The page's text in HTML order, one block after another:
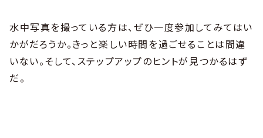
水中写真を撮っている方は、ぜひ一度参加してみてはい
かがだろうか。きっと楽しい時間を過ごせることは間違
いない。そして、ステップアップのヒントが見つかるはず
だ。